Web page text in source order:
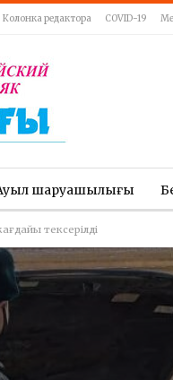
Колонка редактора COVID-19
шаруашылығы
тексерілді